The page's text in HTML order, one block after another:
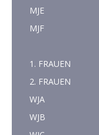
MJE
MJF
1. FRAUEN
2. FRAUEN
WJA
WJB